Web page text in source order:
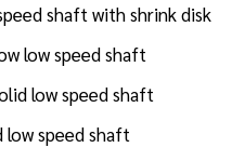
shaft with shrink disk
low speed shaft
low speed shaft
low speed shaft